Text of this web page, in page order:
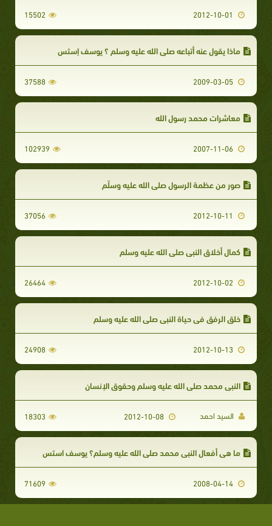
15502
ماذا يقول عنه أتباعه صلى الله عليه وسلم ؟ يوسف إستس
37588
معاشرات محمد رسول الله
102939
صور من عظمة الرسول صلى الله عليه وسلّم
37056
كمال أخلاق النبي صلى الله عليه وسلم
26464
خلق الرفق في حياة النبي صلى الله عليه وسلم
24908
النبي محمد صلى الله عليه وسلم وحقوق الإنسان
السيد احمد 2012-10-08
18303
ما هي أفعال النبي محمد صلى الله عليه وسلم؟ يوسف استس
71609